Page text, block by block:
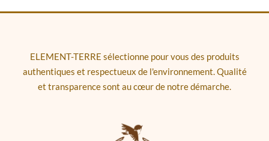
ELEMENT-TERRE sélectionne pour vous des produits
authentiques et respectueux de l'environnement. Qualité
et transparence sont au cœur de notre démarche.